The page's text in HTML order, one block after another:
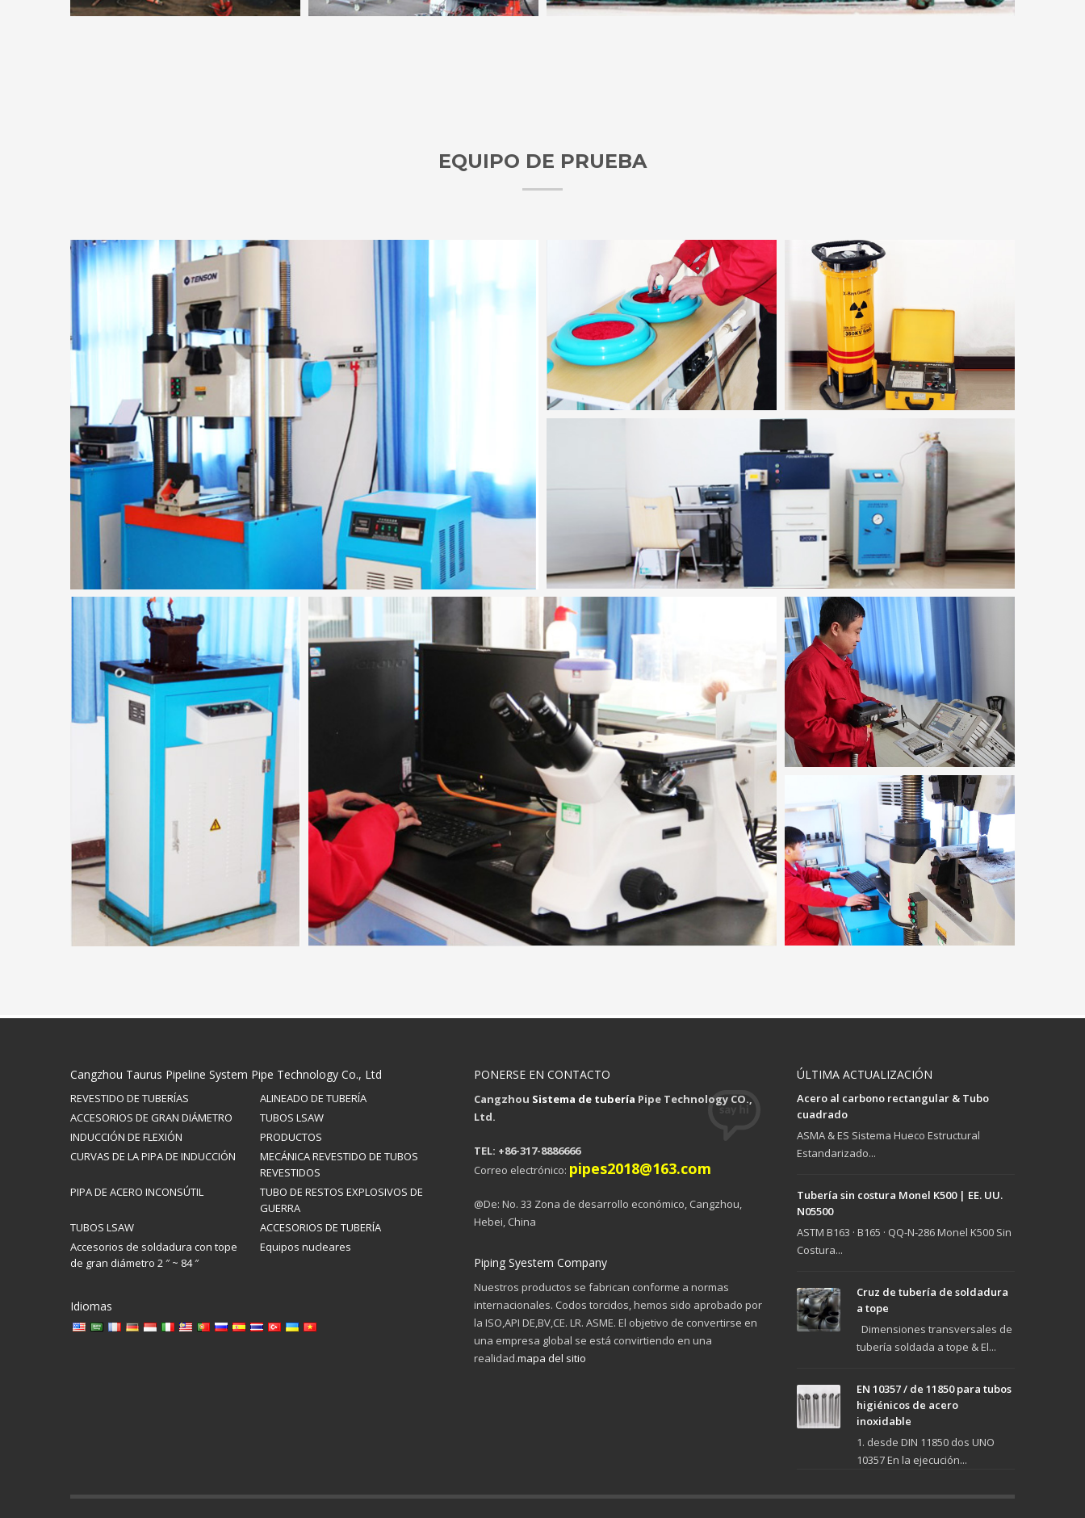
EQUIPO DE PRUEBA
Cangzhou Taurus Pipeline System Pipe Technology Co., Ltd
REVESTIDO DE TUBERÍAS
ALINEADO DE TUBERÍA
ACCESORIOS DE GRAN DIÁMETRO
TUBOS LSAW
INDUCCIÓN DE FLEXIÓN
PRODUCTOS
CURVAS DE LA PIPA DE INDUCCIÓN
MECÁNICA REVESTIDO DE TUBOS
REVESTIDOS
PIPA DE ACERO INCONSÚTIL
TUBO DE RESTOS EXPLOSIVOS DE
GUERRA
TUBOS LSAW
ACCESORIOS DE TUBERÍA
Accesorios de soldadura con tope
de gran diámetro 2 ″ ~ 84 ″
Equipos nucleares
Idiomas
PONERSE EN CONTACTO
Cangzhou Sistema de tubería Pipe Technology CO.,
Ltd.
TEL: +86-317-8886666
Correo electrónico: pipes2018@163.com
@De: No. 33 Zona de desarrollo económico, Cangzhou,
Hebei, China
Piping Syestem Company
Nuestros productos se fabrican conforme a normas
internacionales. Codos torcidos, hemos sido aprobado por
la ISO,API DE,BV,CE. LR. ASME. El objetivo de convertirse en
una empresa global se está convirtiendo en una
realidad.mapa del sitio
ÚLTIMA ACTUALIZACIÓN
Acero al carbono rectangular & Tubo
cuadrado
ASMA & ES Sistema Hueco Estructural
Estandarizado...
Tubería sin costura Monel K500 | EE. UU.
N05500
ASTM B163 · B165 · QQ-N-286 Monel K500 Sin
Costura...
Cruz de tubería de soldadura
a tope
Dimensiones transversales de
tubería soldada a tope & El...
EN 10357 / de 11850 para tubos
higiénicos de acero
inoxidable
1. desde DIN 11850 dos UNO
10357 En la ejecución...